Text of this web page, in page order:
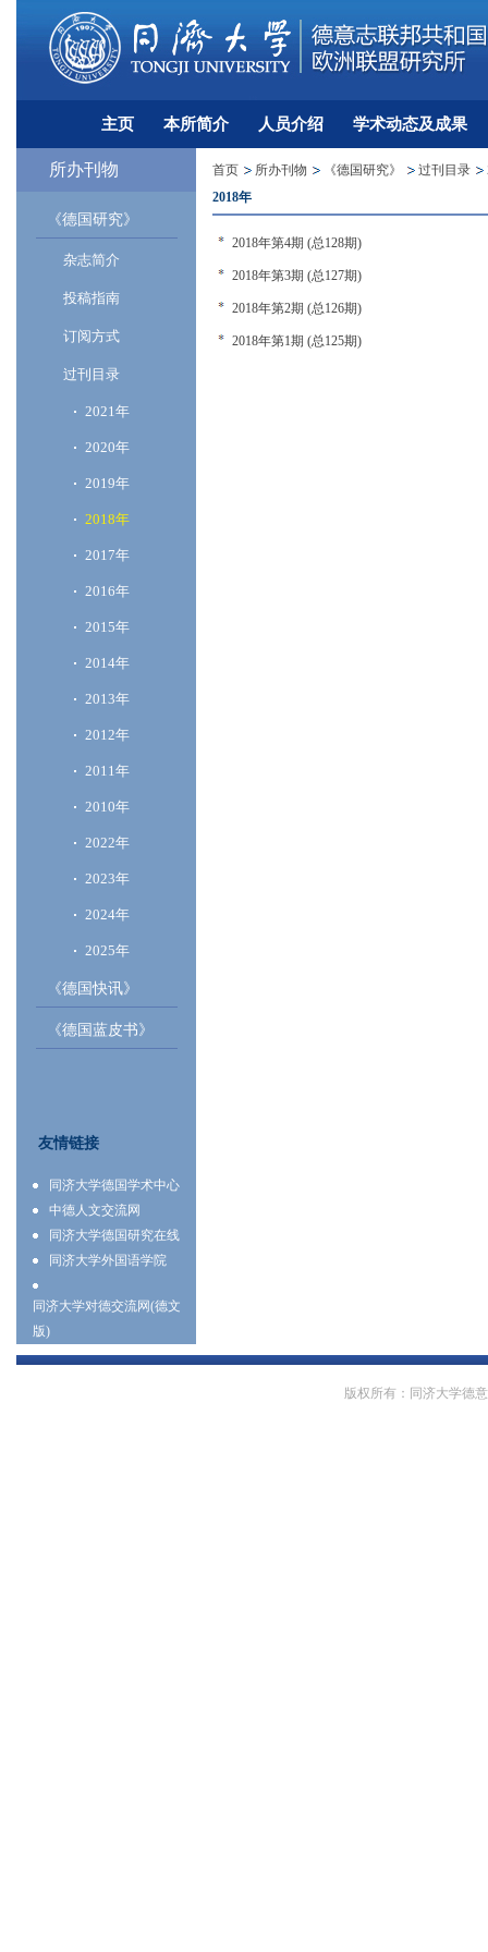
主页 本所简介 人员介绍 学术动态及成果
所办刊物
《德国研究》
杂志简介
投稿指南
订阅方式
过刊目录
2021年
2020年
2019年
2018年
2017年
2016年
2015年
2014年
2013年
2012年
2011年
2010年
2022年
2023年
2024年
2025年
《德国快讯》
《德国蓝皮书》
友情链接
同济大学德国学术中心
中德人文交流网
同济大学德国研究在线
同济大学外国语学院
同济大学对德交流网(德文
版)
首页 所办刊物 《德国研究》 过刊目录
2018年
2018年第4期 (总128期)
2018年第3期 (总127期)
2018年第2期 (总126期)
2018年第1期 (总125期)
版权所有：同济大学德